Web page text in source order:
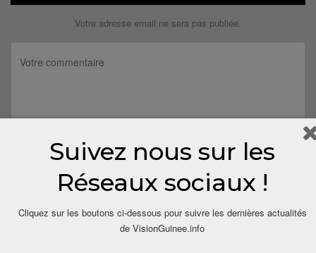
Votre adresse email ne sera pas publiée.
Suivez nous sur les
Réseaux sociaux !
Cliquez sur les boutons ci-dessous pour suivre les dernières actualités
de VisionGuinee.info